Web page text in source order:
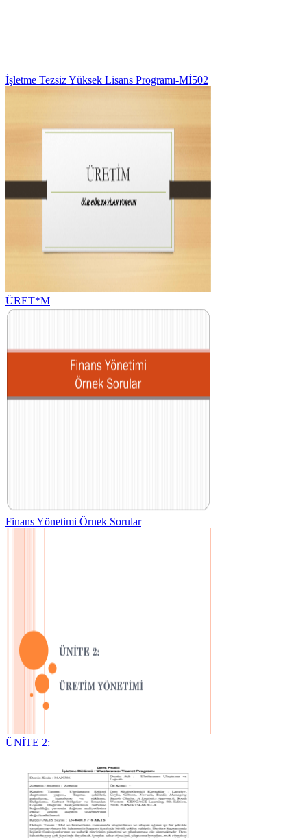
İşletme Tezsiz Yüksek Lisans Programı-Mİ502
ÜRET*M
Finans Yönetimi Örnek Sorular
ÜNİTE 2: